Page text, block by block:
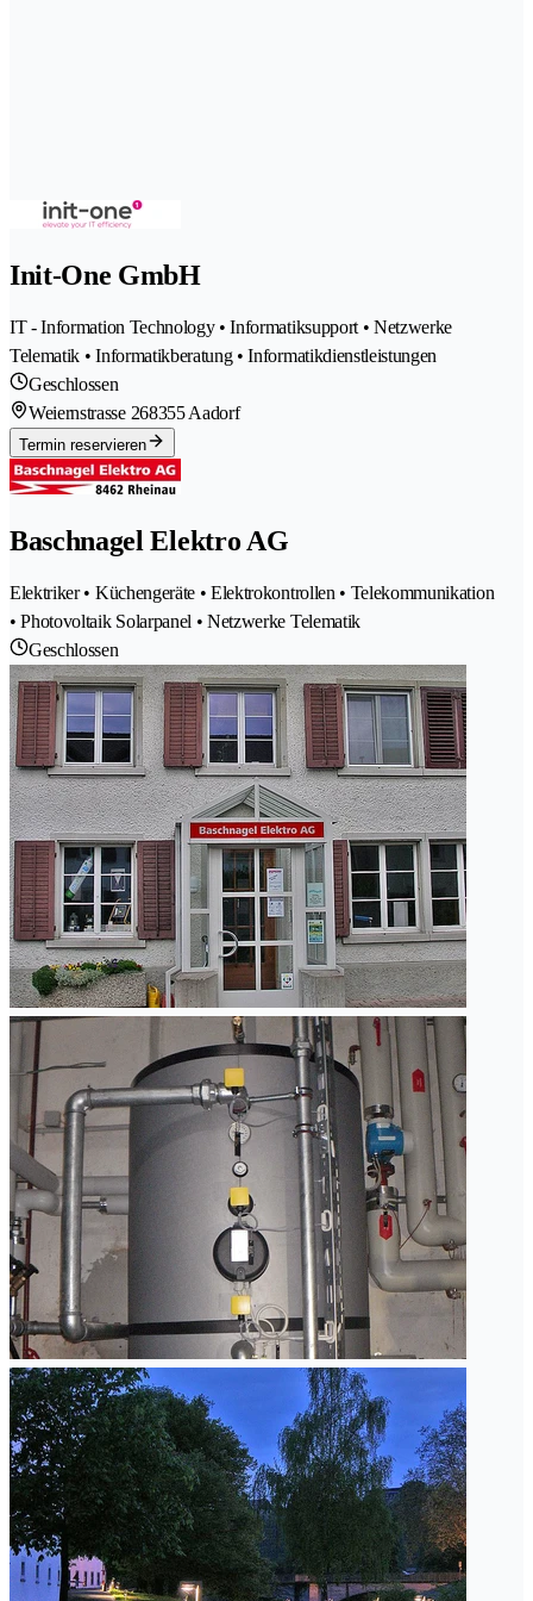
Init-One GmbH
IT - Information Technology • Informatiksupport • Netzwerke
Telematik • Informatikberatung • Informatikdienstleistungen
Geschlossen
Weiernstrasse 268355 Aadorf
Termin reservieren
Baschnagel Elektro AG
Elektriker • Küchengeräte • Elektrokontrollen • Telekommunikation
• Photovoltaik Solarpanel • Netzwerke Telematik
Geschlossen